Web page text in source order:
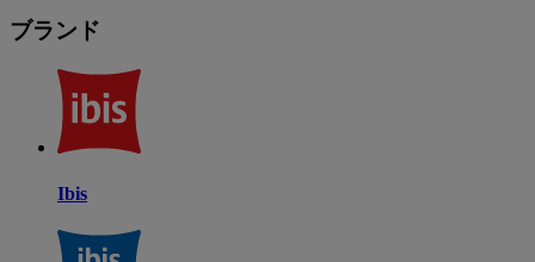
ブランド
Ibis